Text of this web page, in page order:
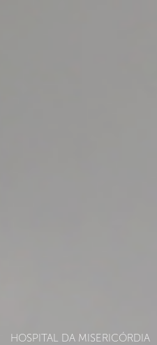
HOSPITAL DA MISERICÓRDIA